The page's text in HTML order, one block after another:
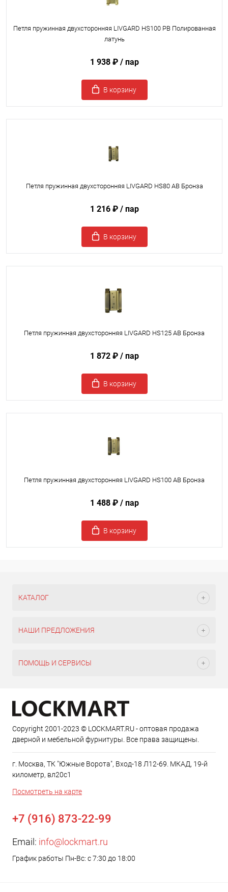
Петля пружинная двухсторонняя LIVGARD HS100 PB Полированная
латунь
1 938 ₽ / пар
В корзину
Петля пружинная двухсторонняя LIVGARD HS80 AB Бронза
1 216 ₽ / пар
В корзину
Петля пружинная двухсторонняя LIVGARD HS125 AB Бронза
1 872 ₽ / пар
В корзину
Петля пружинная двухсторонняя LIVGARD HS100 AB Бронза
1 488 ₽ / пар
В корзину
КАТАЛОГ
НАШИ ПРЕДЛОЖЕНИЯ
ПОМОЩЬ И СЕРВИСЫ
Copyright 2001-2023 © LOCKMART.RU - оптовая продажа
дверной и мебельной фурнитуры. Все права защищены.
г. Москва, ТК "Южные Ворота", Вход-18 Л12-69. МКАД, 19-й
километр, вл20с1
Посмотреть на карте
+7 (916) 873-22-99
Email: info@lockmart.ru
График работы Пн-Вс: с 7:30 до 18:00